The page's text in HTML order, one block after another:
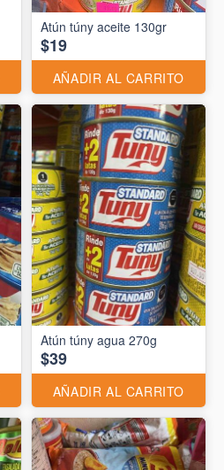
Atún túny aceite 130gr
$19
AÑADIR AL CARRITO
Atún túny agua 270g
$39
AÑADIR AL CARRITO